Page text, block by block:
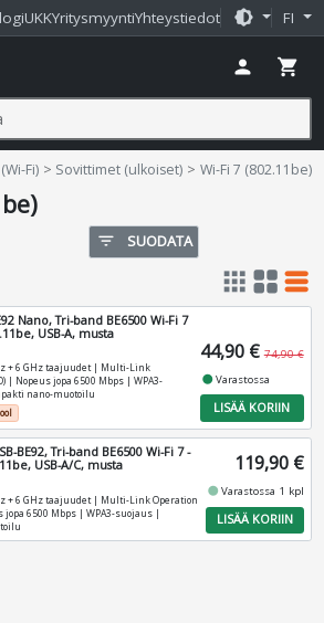
UKKYritysmyyntiYhteystiedot brightness_medium FI
person shopping_cart
Fi) Sovittimet (ulkoiset) Wi-Fi 7 (802.11be)
filter_list SUODATA
apps grid_view table_rows
Nano, Tri-band BE6500 Wi-Fi 7
USB-A, musta
+ 6 GHz taajuudet | Multi-Link
| Nopeus jopa 6500 Mbps | WPA3-
nano-muotoilu
44,90 € 74,90 €
fiber_manual_recordVarastossa
LISÄÄ KORIIN
BE92, Tri-band BE6500 Wi-Fi 7 -
USB-A/C, musta
+ 6 GHz taajuudet | Multi-Link Operation
jopa 6500 Mbps | WPA3-suojaus |
119,90 €
fiber_manual_recordVarastossa 1 kpl
LISÄÄ KORIIN